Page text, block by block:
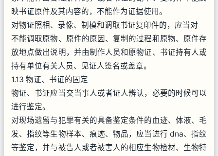
映书证原件及其内容的，不能作为证据使用。
对物证照相、录像、制模和调取书证复印件的，应当对
不能调取原物、原件的原因、复制的过程和原物、原件存
放地点做出说明，并由制作人员和原物证、书证持有人或
持有单位有关人员、见证人签名或盖章。
1.13 物证、书证的固定
物证、书证应当交当事人或者证人辨认，必要的时候可以
进行鉴定。
对现场遗留与犯罪有关的具备鉴定条件的血迹、体液、毛
发、指纹等生物样本、痕迹、物品，应当进行 dna、指纹
等鉴定，并与被告人或者被害人的相应生物检材、生物特